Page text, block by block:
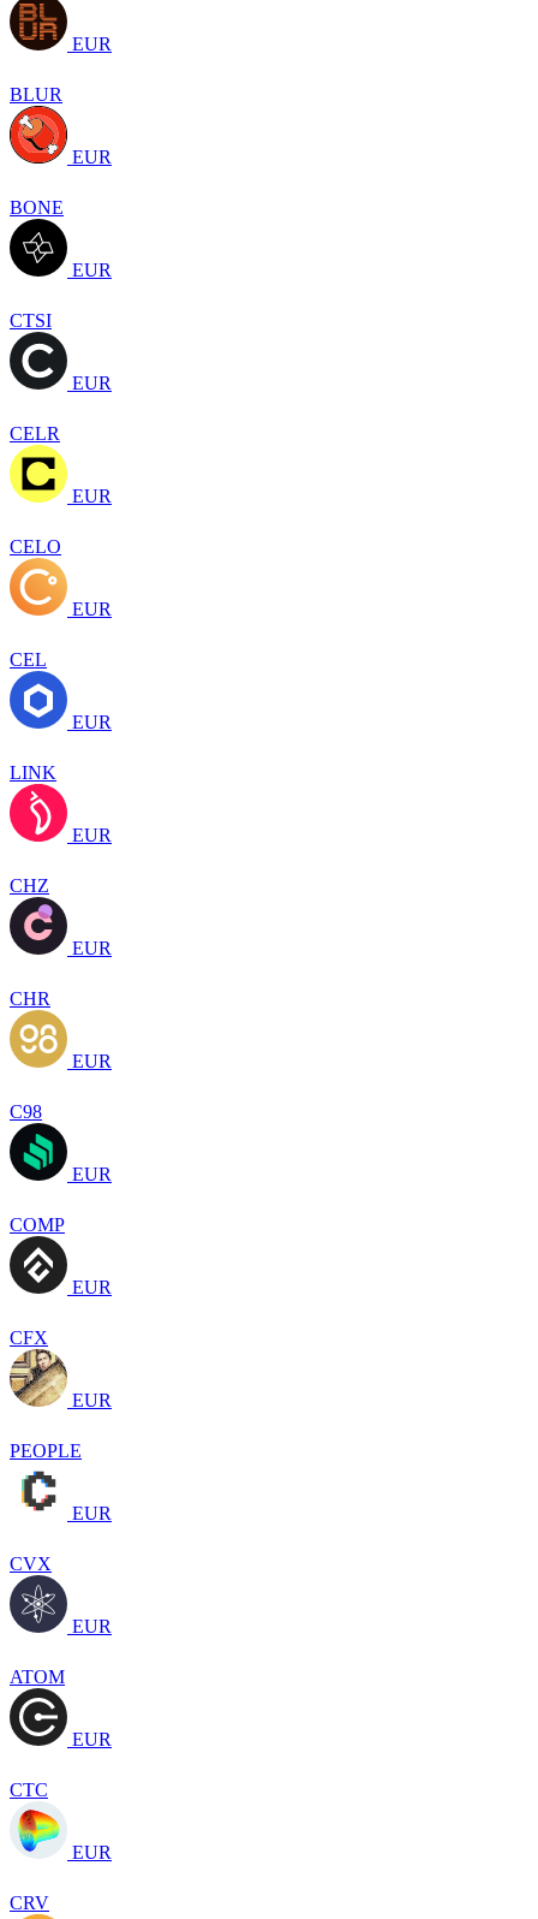
EUR
BLUR
EUR
BONE
EUR
CTSI
EUR
CELR
EUR
CELO
EUR
CEL
EUR
LINK
EUR
CHZ
EUR
CHR
EUR
C98
EUR
COMP
EUR
CFX
EUR
PEOPLE
EUR
CVX
EUR
ATOM
EUR
CTC
EUR
CRV